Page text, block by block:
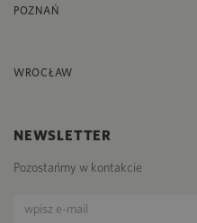
POZNAŃ
WROCŁAW
NEWSLETTER
Pozostańmy w kontakcie